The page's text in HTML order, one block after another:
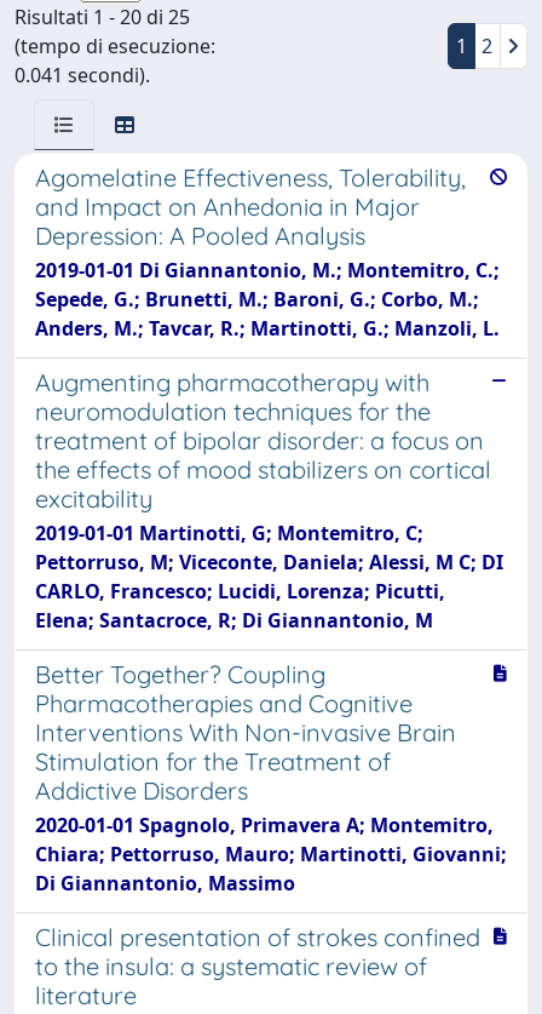
Risultati 1 - 20 di 25
(tempo di esecuzione:
0.041 secondi).
1 2
Agomelatine Effectiveness, Tolerability,
and Impact on Anhedonia in Major
Depression: A Pooled Analysis
2019-01-01 Di Giannantonio, M.; Montemitro, C.;
Sepede, G.; Brunetti, M.; Baroni, G.; Corbo, M.;
Anders, M.; Tavcar, R.; Martinotti, G.; Manzoli, L.
Augmenting pharmacotherapy with
neuromodulation techniques for the
treatment of bipolar disorder: a focus on
the effects of mood stabilizers on cortical
excitability
2019-01-01 Martinotti, G; Montemitro, C;
Pettorruso, M; Viceconte, Daniela; Alessi, M C; DI
CARLO, Francesco; Lucidi, Lorenza; Picutti,
Elena; Santacroce, R; Di Giannantonio, M
Better Together? Coupling
Pharmacotherapies and Cognitive
Interventions With Non-invasive Brain
Stimulation for the Treatment of
Addictive Disorders
2020-01-01 Spagnolo, Primavera A; Montemitro,
Chiara; Pettorruso, Mauro; Martinotti, Giovanni;
Di Giannantonio, Massimo
Clinical presentation of strokes confined
to the insula: a systematic review of
literature